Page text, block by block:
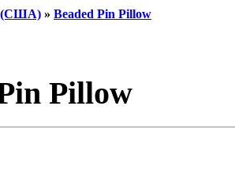
(США) » Beaded Pin Pillow
Pillow